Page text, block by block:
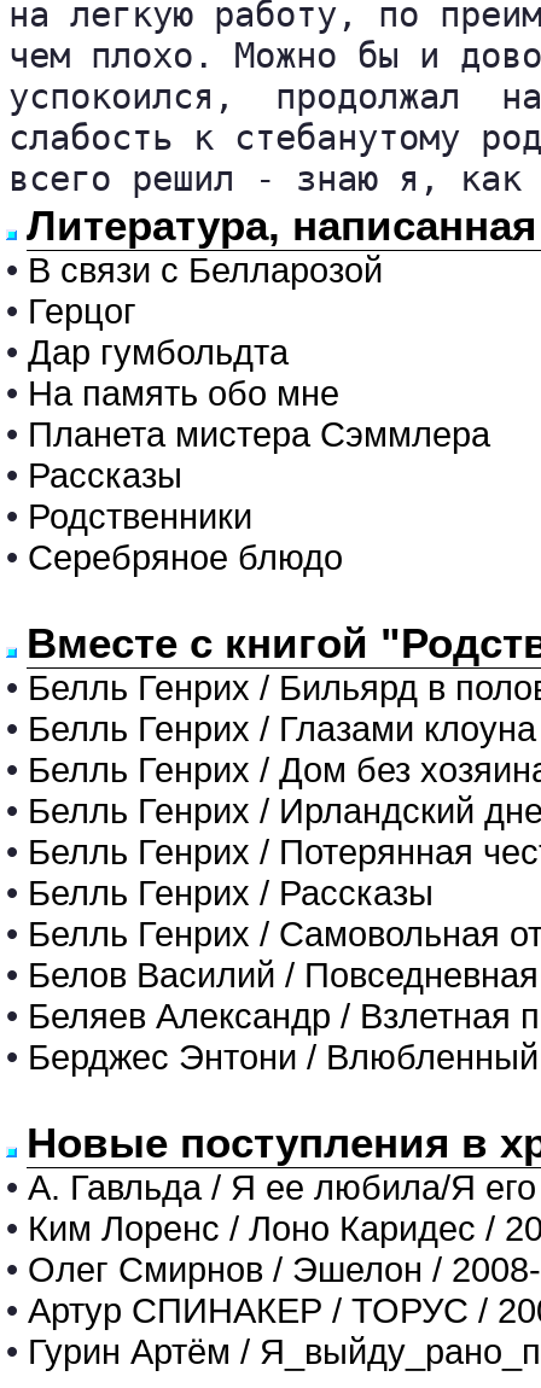
на легкую работу, по
чем плохо. Можно бы и
успокоился,  продолжал
слабость к стебанутому
всего решил - знаю я,
Литература,
• В связи с Белларозой
• Герцог
• Дар гумбольдта
• На память обо мне
• Планета мистера Сэммлера
• Рассказы
• Родственники
• Серебряное блюдо
Вместе с книгой
• Белль Генрих / Бильярд в
• Белль Генрих / Глазами клоуна
• Белль Генрих / Дом без
• Белль Генрих / Ирландский
• Белль Генрих / Потерянная
• Белль Генрих / Рассказы
• Белль Генрих / Самовольная
• Белов Василий /
• Беляев Александр / Взлетная
• Берджес Энтони /
Новые поступления в
• А. Гавльда / Я ее любила/Я
• Ким Лоренс / Лоно Каридес /
• Олег Смирнов / Эшелон /
• Артур СПИНАКЕР / ТОРУС /
• Гурин Артём /